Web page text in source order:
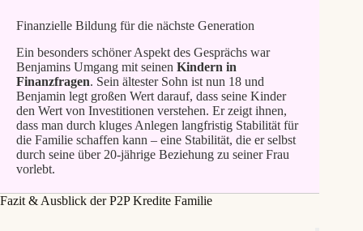
Finanzielle Bildung für die nächste Generation
Ein besonders schöner Aspekt des Gesprächs war
Benjamins Umgang mit seinen Kindern in
Finanzfragen. Sein ältester Sohn ist nun 18 und
Benjamin legt großen Wert darauf, dass seine Kinder
den Wert von Investitionen verstehen. Er zeigt ihnen,
dass man durch kluges Anlegen langfristig Stabilität für
die Familie schaffen kann – eine Stabilität, die er selbst
durch seine über 20-jährige Beziehung zu seiner Frau
vorlebt.
Fazit & Ausblick der P2P Kredite Familie